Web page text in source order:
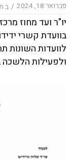
פברואר 18, 2024 / ב
יו"ר ועד מחוז
בוועדת קשרי ידידות
לוועדות השונות
ולפעילות הלשכה